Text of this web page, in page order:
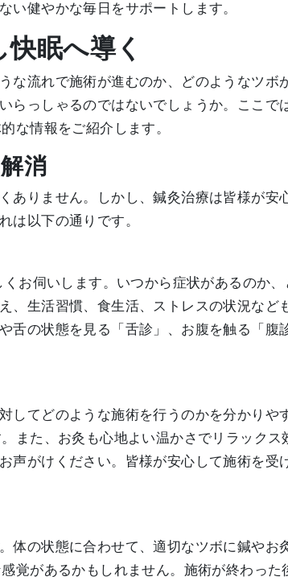
い健やかな毎日をサポートします。
眠へ導く
な流れで施術が進むのか、どのようなツボ
らっしゃるのではないでしょうか。ここで
な情報をご紹介します。
消
ありません。しかし、鍼灸治療は皆様が安
は以下の通りです。
くお伺いします。いつから症状があるのか
、生活習慣、食生活、ストレスの状況など
舌の状態を見る「舌診」、お腹を触る「腹
してどのような施術を行うのかを分かりや
また、お灸も心地よい温かさでリラック
声がけください。皆様が安心して施術を受
の状態に合わせて、適切なツボに鍼やお
覚があるかもしれません。施術が終わっ